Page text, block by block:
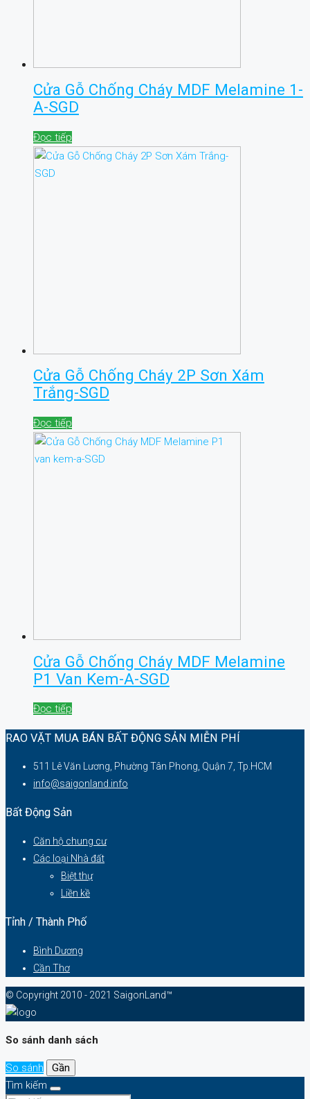
Cửa Gỗ Chống Cháy MDF Melamine 1-
A-SGD
Đọc tiếp
Cửa Gỗ Chống Cháy 2P Sơn Xám
Trắng-SGD
Đọc tiếp
Cửa Gỗ Chống Cháy MDF Melamine
P1 Van Kem-A-SGD
Đọc tiếp
RAO VẶT MUA BÁN BẤT ĐỘNG SẢN MIỄN PHÍ
511 Lê Văn Lương, Phường Tân Phong, Quận 7, Tp.HCM
info@saigonland.info
Bất Động Sản
Căn hộ chung cư
Các loại Nhà đất
Biệt thự
Liền kề
Tỉnh / Thành Phố
Bình Dương
Cần Thơ
© Copyright 2010 - 2021 SaigonLand™
So sánh danh sách
So sánh
Gần
Tìm kiếm